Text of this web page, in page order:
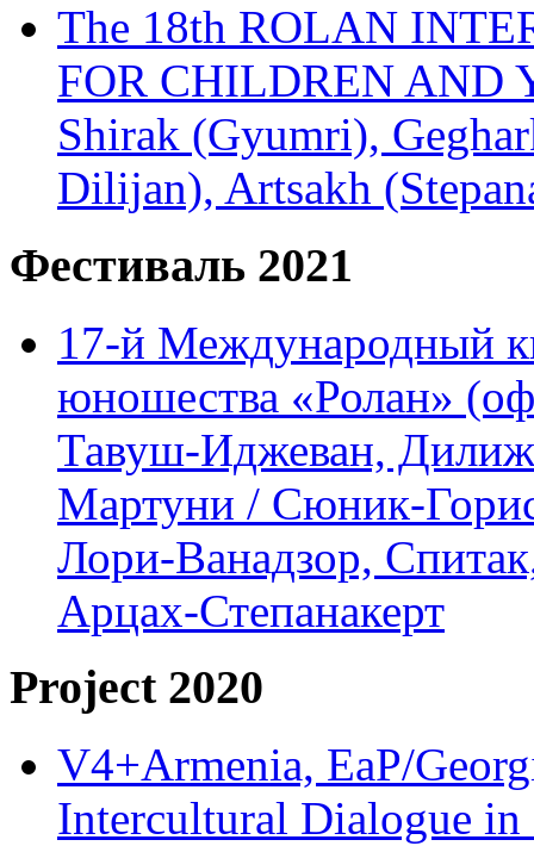
The 18th ROLAN
FOR CHILDREN AND
Shirak (Gyumri),
Dilijan), Artsakh
Фестиваль 2021
17-й Международный
юношества «Ролан»
Тавуш-Иджеван,
Мартуни / Сюник-
Лори-Ванадзор,
Арцах-Степанакерт
Project 2020
V4+Armenia, EaP/
Intercultural Dialogue